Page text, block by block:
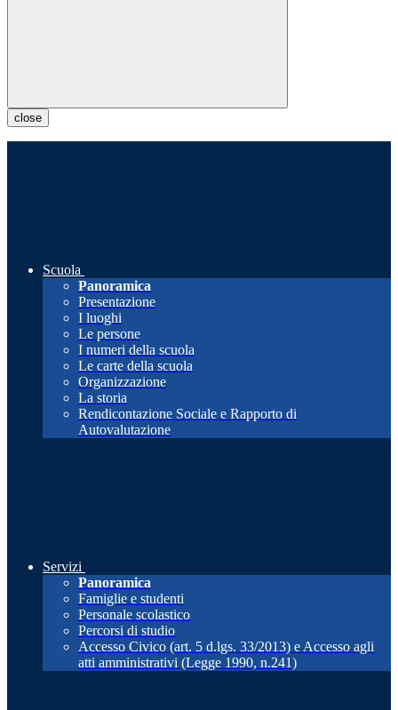
close
Scuola
Panoramica
Presentazione
I luoghi
Le persone
I numeri della scuola
Le carte della scuola
Organizzazione
La storia
Rendicontazione Sociale e Rapporto di
Autovalutazione
Servizi
Panoramica
Famiglie e studenti
Personale scolastico
Percorsi di studio
Accesso Civico (art. 5 d.lgs. 33/2013) e Accesso agli
atti amministrativi (Legge 1990, n.241)